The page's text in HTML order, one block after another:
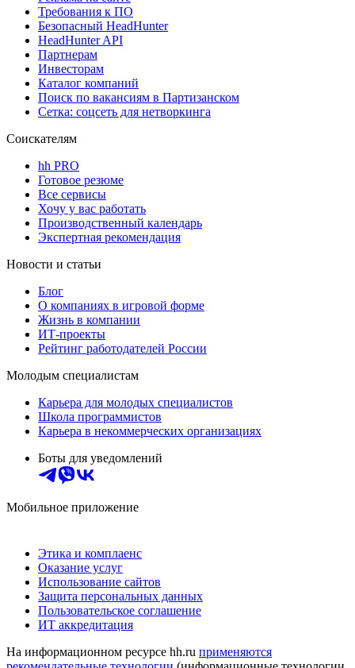
Требования к ПО
Безопасный HeadHunter
HeadHunter API
Партнерам
Инвесторам
Каталог компаний
Поиск по вакансиям в Партизанском
Сетка: соцсеть для нетворкинга
Соискателям
hh PRO
Готовое резюме
Все сервисы
Хочу у вас работать
Производственный календарь
Экспертная рекомендация
Новости и статьи
Блог
О компаниях в игровой форме
Жизнь в компании
ИТ-проекты
Рейтинг работодателей России
Молодым специалистам
Карьера для молодых специалистов
Школа программистов
Карьера в некоммерческих организациях
Боты для уведомлений
Мобильное приложение
Этика и комплаенс
Оказание услуг
Использование сайтов
Защита персональных данных
Пользовательское соглашение
ИТ аккредитация
На информационном ресурсе hh.ru применяются